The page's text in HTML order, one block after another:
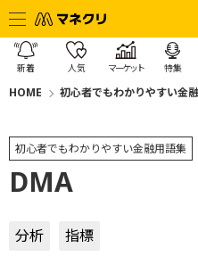
新着 人気 マーケット 特集
HOME 初心者でもわかりやすい金
初心者でもわかりやすい金融用語集
DMA
分析 指標